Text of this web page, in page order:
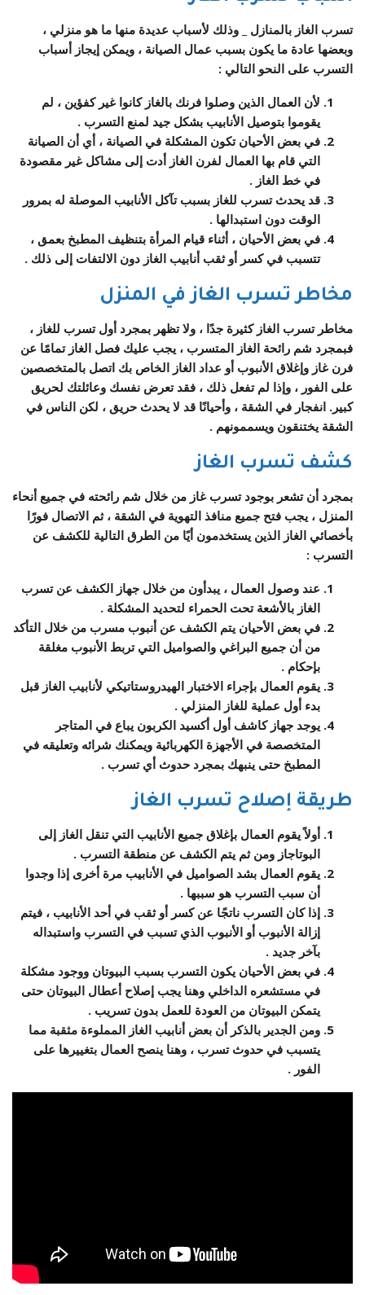
تسرب الغاز بالمنازل _ وذلك لأسباب عديدة منها ما هو منزلي ،
وبعضها عادة ما يكون بسبب عمال الصيانة ، ويمكن إيجاز أسباب
التسرب على النحو التالي :
لأن العمال الذين وصلوا فرنك بالغاز كانوا غير كفؤين ، لم
يقوموا بتوصيل الأنابيب بشكل جيد لمنع التسرب .
في بعض الأحيان تكون المشكلة في الصيانة ، أي أن الصيانة
التي قام بها العمال لفرن الغاز أدت إلى مشاكل غير مقصودة
في خط الغاز .
قد يحدث تسرب للغاز بسبب تآكل الأنابيب الموصلة له بمرور
الوقت دون استبدالها .
في بعض الأحيان ، أثناء قيام المرأة بتنظيف المطبخ بعمق ،
تتسبب في كسر أو ثقب أنابيب الغاز دون الالتفات إلى ذلك .
مخاطر تسرب الغاز في المنزل
مخاطر تسرب الغاز كثيرة جدًا ، ولا تظهر بمجرد أول تسرب للغاز ،
فبمجرد شم رائحة الغاز المتسرب ، يجب عليك فصل الغاز تمامًا عن
فرن غاز وإغلاق الأنبوب أو عداد الغاز الخاص بك اتصل بالمتخصصين
على الفور ، وإذا لم تفعل ذلك ، فقد تعرض نفسك وعائلتك لحريق
كبير. انفجار في الشقة ، وأحيانًا قد لا يحدث حريق ، لكن الناس في
الشقة يختنقون ويسممونهم .
كشف تسرب الغاز
بمجرد أن تشعر بوجود تسرب غاز من خلال شم رائحته في جميع أنحاء
المنزل ، يجب فتح جميع منافذ التهوية في الشقة ، ثم الاتصال فورًا
بأخصائي الغاز الذين يستخدمون أيًا من الطرق التالية للكشف عن
التسرب :
عند وصول العمال ، يبدأون من خلال جهاز الكشف عن تسرب
الغاز بالأشعة تحت الحمراء لتحديد المشكلة .
في بعض الأحيان يتم الكشف عن أنبوب مسرب من خلال التأكد
من أن جميع البراغي والصواميل التي تربط الأنبوب مغلقة
بإحكام .
يقوم العمال بإجراء الاختبار الهيدروستاتيكي لأنابيب الغاز قبل
بدء أول عملية للغاز المنزلي .
يوجد جهاز كاشف أول أكسيد الكربون يباع في المتاجر
المتخصصة في الأجهزة الكهربائية ويمكنك شرائه وتعليقه في
المطبخ حتى ينبهك بمجرد حدوث أي تسرب .
طريقة إصلاح تسرب الغاز
أولاً يقوم العمال بإغلاق جميع الأنابيب التي تنقل الغاز إلى
البوتاجاز ومن ثم يتم الكشف عن منطقة التسرب .
يقوم العمال بشد الصواميل في الأنابيب مرة أخرى إذا وجدوا
أن سبب التسرب هو سببها .
إذا كان التسرب ناتجًا عن كسر أو ثقب في أحد الأنابيب ، فيتم
إزالة الأنبوب أو الأنبوب الذي تسبب في التسرب واستبداله
بآخر جديد .
في بعض الأحيان يكون التسرب بسبب البيوتان ووجود مشكلة
في مستشعره الداخلي وهنا يجب إصلاح أعطال البيوتان حتى
يتمكن البيوتان من العودة للعمل بدون تسريب .
ومن الجدير بالذكر أن بعض أنابيب الغاز المملوءة مثقبة مما
يتسبب في حدوث تسرب ، وهنا ينصح العمال بتغييرها على
الفور .